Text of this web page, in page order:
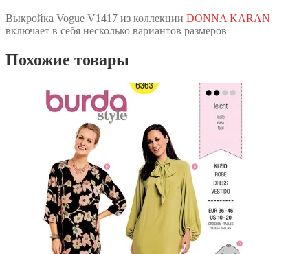
Выкройка Vogue V1417 из коллекции DONNA KARAN
включает в себя несколько вариантов размеров
Похожие товары